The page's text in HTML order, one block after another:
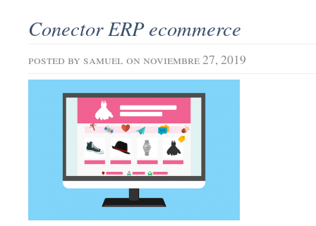
Conector ERP ecommerce
posted by samuel on noviembre 27, 2019